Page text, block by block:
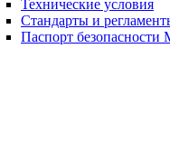
Технические условия
Стандарты и
Паспорт безопасности